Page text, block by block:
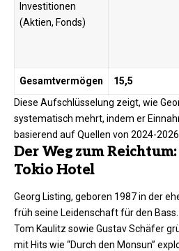
Investitionen
(Aktien, Fonds)
Gesamtvermögen
15,5
Diese Aufschlüsselung zeigt, wie
systematisch mehrt, indem er
basierend auf Quellen von 2024-2026.​
Der Weg zum
Tokio Hotel
Georg Listing, geboren 1987 in der
früh seine Leidenschaft für den
Tom Kaulitz sowie Gustav Schäfer
mit Hits wie “Durch den Monsun”